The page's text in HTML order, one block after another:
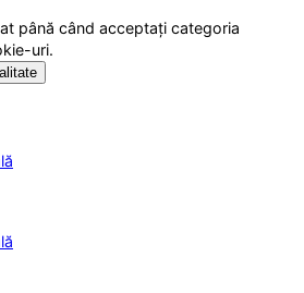
până când acceptați categoria
uri.